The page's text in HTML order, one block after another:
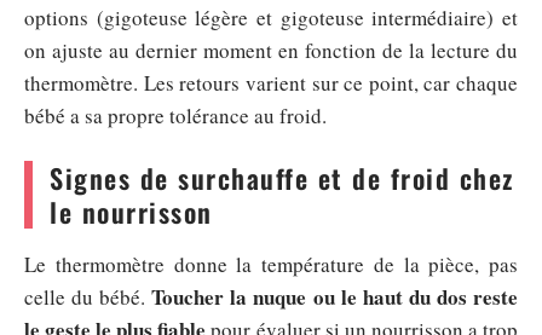
options (gigoteuse légère et gigoteuse intermédiaire) et
on ajuste au dernier moment en fonction de la lecture du
thermomètre. Les retours varient sur ce point, car chaque
bébé a sa propre tolérance au froid.
Signes de surchauffe et de froid chez
le nourrisson
Le thermomètre donne la température de la pièce, pas
celle du bébé.Toucher la nuque ou le haut du dos reste